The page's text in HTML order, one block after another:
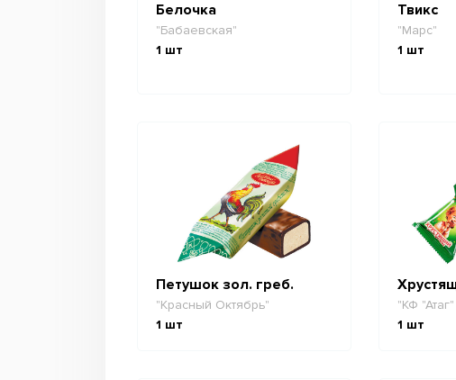
Белочка
"Бабаевская"
1 шт
Твикс
"Марс"
1 шт
Петушок зол. греб.
"Красный Октябрь"
1 шт
"КФ
1 шт